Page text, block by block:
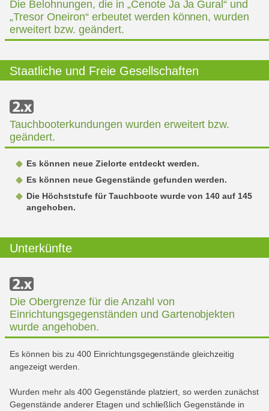
Die Belohnungen, die in „Cenote Ja Ja Gural“ und
„Tresor Oneiron“ erbeutet werden können, wurden
erweitert bzw. geändert.
Staatliche und Freie Gesellschaften
Tauchbooterkundungen wurden erweitert bzw.
geändert.
Es können neue Zielorte entdeckt werden.
Es können neue Gegenstände gefunden werden.
Die Höchststufe für Tauchboote wurde von 140 auf 145
angehoben.
Unterkünfte
Die Obergrenze für die Anzahl von
Einrichtungsgegenständen und Gartenobjekten
wurde angehoben.
Es können bis zu 400 Einrichtungsgegenstände gleichzeitig
angezeigt werden.
Wurden mehr als 400 Gegenstände platziert, so werden zunächst
Gegenstände anderer Etagen und schließlich Gegenstände in